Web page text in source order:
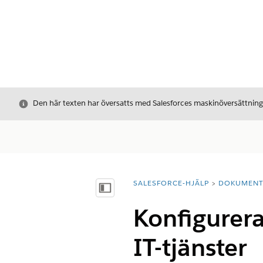
Stäng
Den här texten har översatts med Salesforces
Visa innehållsförteckning
Du är här:
SALESFORCE-HJÄLP DOKUMENT
IT-tjänster